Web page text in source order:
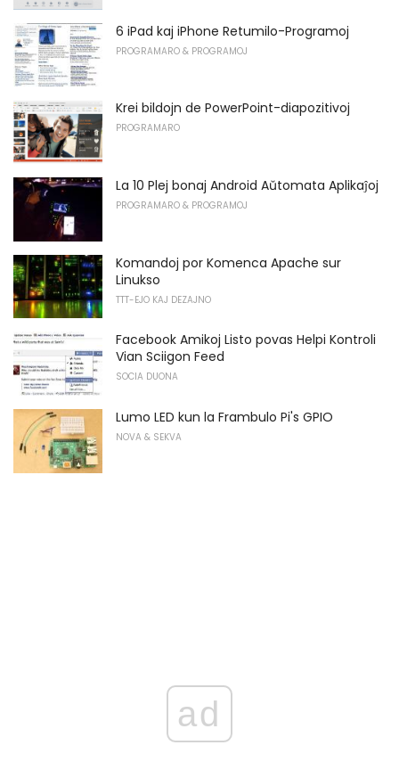
6 iPad kaj iPhone Retumilo-Programoj
PROGRAMARO & PROGRAMOJ
Krei bildojn de PowerPoint-diapozitivoj
PROGRAMARO
La 10 Plej bonaj Android Aŭtomata Aplikaĵoj
PROGRAMARO & PROGRAMOJ
Komandoj por Komenca Apache sur
Linukso
TTT-EJO KAJ DEZAJNO
Facebook Amikoj Listo povas Helpi Kontroli
Vian Sciigon Feed
SOCIA DUONA
Lumo LED kun la Frambulo Pi's GPIO
NOVA & SEKVA
ad